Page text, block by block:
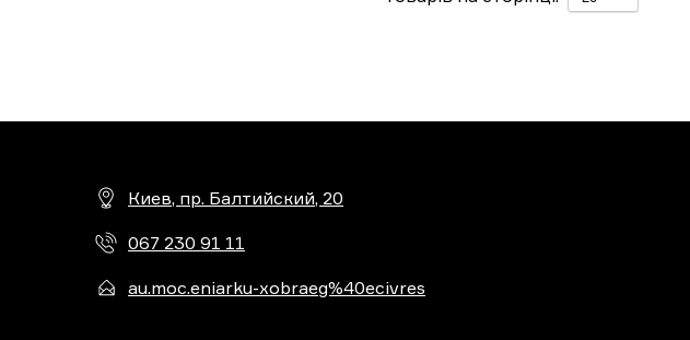
Киев, пр. Балтийский, 20
067 230 91 11
au.moc.eniarku-xobraeg%40ecivres